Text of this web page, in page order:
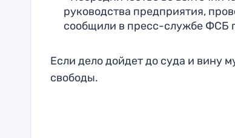
руководства предприятия,
сообщили в пресс-службе ФСБ
Если дело дойдет до суда и вину
свободы.